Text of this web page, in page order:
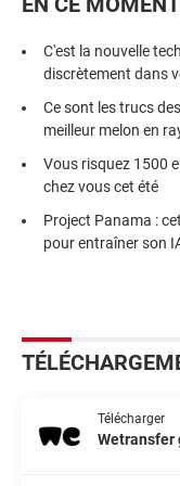
C'est la nouvelle
discrètement dans
Ce sont les trucs
meilleur melon en
Vous risquez 1500
chez vous cet été
Project Panama :
pour entraîner son
Télécharger
Wetransfer